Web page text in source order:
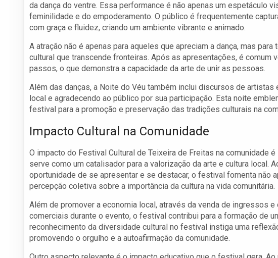
da dança do ventre. Essa performance é não apenas um espetáculo
feminilidade e do empoderamento. O público é frequentemente
com graça e fluidez, criando um ambiente vibrante e animado.
A atração não é apenas para aqueles que apreciam a dança, mas
cultural que transcende fronteiras. Após as apresentações, é comum
passos, o que demonstra a capacidade da arte de unir as pessoas.
Além das danças, a Noite do Véu também inclui discursos de
local e agradecendo ao público por sua participação. Esta noite
festival para a promoção e preservação das tradições culturais na
Impacto Cultural na Comunidade
O impacto do Festival Cultural de Teixeira de Freitas na comunidade
serve como um catalisador para a valorização da arte e cultura local.
oportunidade de se apresentar e se destacar, o festival fomenta não
percepção coletiva sobre a importância da cultura na vida comunitária.
Além de promover a economia local, através da venda de ingressos
comerciais durante o evento, o festival contribui para a formação de
reconhecimento da diversidade cultural no festival instiga uma
promovendo o orgulho e a autoafirmação da comunidade.